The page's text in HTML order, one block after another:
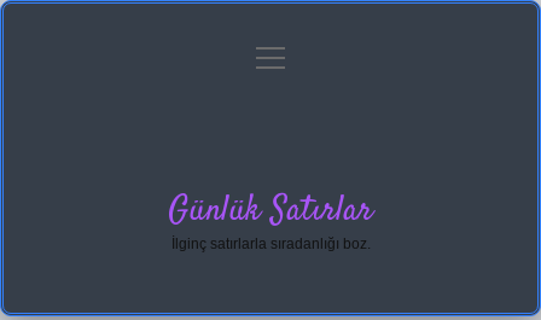
Gizlilik Politikası
menüyü
Günlük Satırlar
İlginç satırlarla sıradanlığı boz.